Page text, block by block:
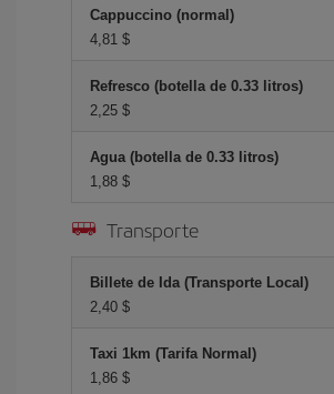
Cappuccino (normal)
4,81 $
Refresco (botella de 0.33 litros)
2,25 $
Agua (botella de 0.33 litros)
1,88 $
Transporte
Billete de Ida (Transporte Local)
2,40 $
Taxi 1km (Tarifa Normal)
1,86 $